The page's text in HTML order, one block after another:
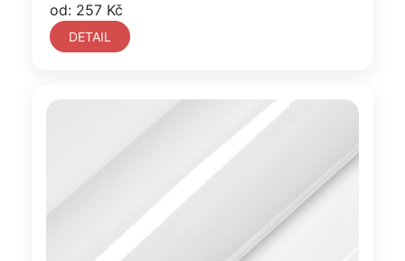
od: 257 Kč
DETAIL